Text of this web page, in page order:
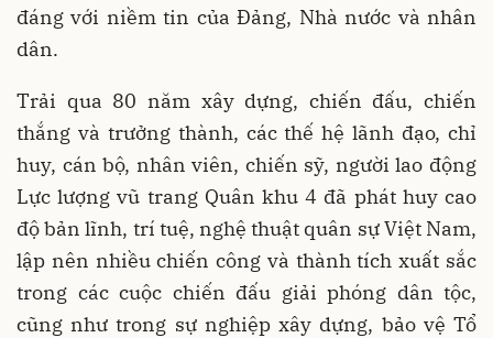
đáng với niềm tin của Đảng, Nhà nước và nhân
dân.
Trải qua 80 năm xây dựng, chiến đấu, chiến
thắng và trưởng thành, các thế hệ lãnh đạo, chỉ
huy, cán bộ, nhân viên, chiến sỹ, người lao động
Lực lượng vũ trang Quân khu 4 đã phát huy cao
độ bản lĩnh, trí tuệ, nghệ thuật quân sự Việt Nam,
lập nên nhiều chiến công và thành tích xuất sắc
trong các cuộc chiến đấu giải phóng dân tộc,
cũng như trong sự nghiệp xây dựng, bảo vệ Tổ